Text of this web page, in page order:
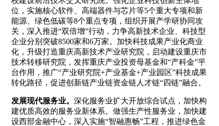
位，实施核心软件、高端器件与芯片等5个重大专项和新
能源、绿色低碳等8个重点专项，组织开展产学研协同攻
关，深入推进“双倍增”行动，力争高新技术企业、科技型
企业分别突破8500家和6万家。加快科技成果产业化商业
化，升级打造重庆高新技术产业研究院，启动建设重庆市
技术转移研究院，发挥重庆产业投资母基金和“产科金”平
台作用，推广“产业研究院+产业基金+产业园区”科技成果
转化路径，促进创新链产业链资金链人才链“四链”融合。
发展现代服务业。 深化服务业扩大开放综合试点，加快构
建优质高效的服务业新体系。做强生产性服务业，加快建
设西部金融中心，深入实施“智融惠畅”工程，推进绿色金